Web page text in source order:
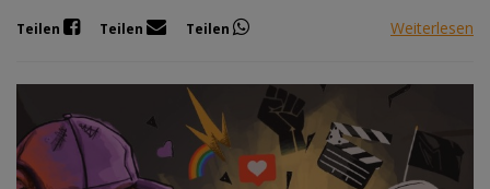
Teilen Teilen Teilen Weiterlesen